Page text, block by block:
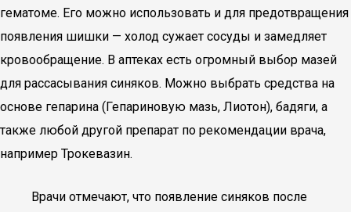
гематоме. Его можно использовать и для предотвращения
появления шишки — холод сужает сосуды и замедляет
кровообращение. В аптеках есть огромный выбор мазей
для рассасывания синяков. Можно выбрать средства на
основе гепарина (Гепариновую мазь, Лиотон), бадяги, а
также любой другой препарат по рекомендации врача,
например Трокевазин.
Врачи отмечают, что появление синяков после